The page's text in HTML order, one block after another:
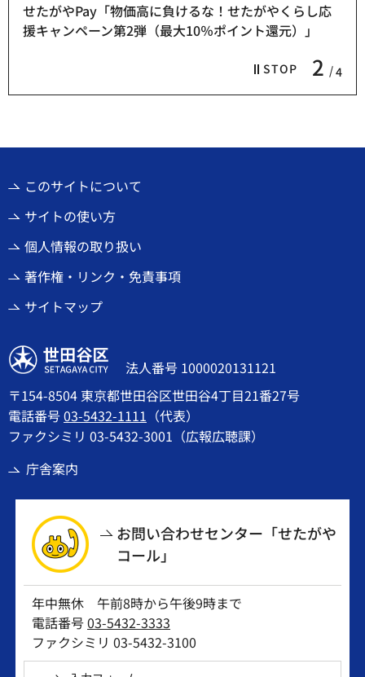
STOP 2 4
せたがやPay「物価高に負けるな！せたがやくらし応
援キャンペーン第2弾（最大10％ポイント還元）」
このサイトについて
サイトの使い方
個人情報の取り扱い
著作権・リンク・免責事項
サイトマップ
世田谷区
法人番号 1000020131121
〒154-8504 東京都世田谷区世田谷4丁目21番27号
電話番号03-5432-1111 （代表）
ファクシミリ 03-5432-3001（広報広聴課）
庁舎案内
お問い合わせセンター「せたがや
コール」
年中無休 午前8時から午後9時まで
電話番号03-5432-3333
ファクシミリ 03-5432-3100